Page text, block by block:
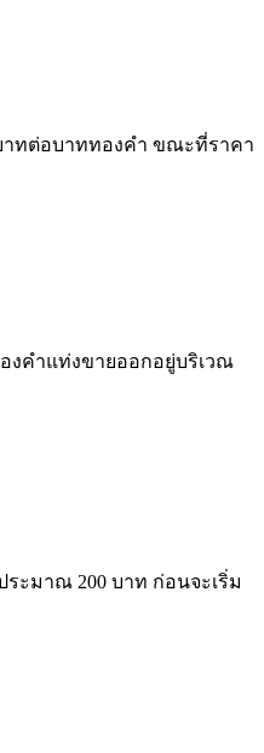
บาทต่อบาททองคำ ขณะที่ราคา
งคำแท่งขายออกอยู่บริเวณ
ะมาณ 200 บาท ก่อนจะเริ่ม